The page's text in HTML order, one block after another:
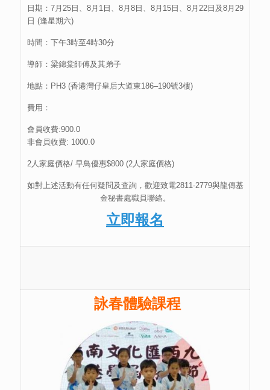
日期：7月25日、8月1日、8月8日、8月15日、8月22日及8月29
日 (逢星期六)
時間：下午3時至4時30分
導師：梁錦棠師傅及其弟子
地點：PH3 (香港灣仔皇后大道東186–190號3樓)
費用：
會員收費:900.0
非會員收費: 1000.0
2人家庭價格/ 早鳥優惠$800 (2人家庭價格)
如對上述活動有任何疑問及查詢，歡迎致電2811-2779與龍傳基
金秘書處職員聯絡。
立即報名
詠春體驗課程